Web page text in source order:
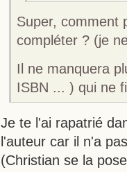
Super, comment
compléter ? (je
Il ne manquera
ISBN ... ) qui ne
Je te l'ai rapatrié
l'auteur car il n'a
(Christian se la